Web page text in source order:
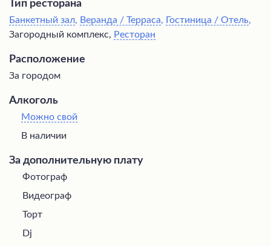
Тип ресторана
Банкетный зал, Веранда / Терраса, Гостиница / Отель,
Загородный комплекс, Ресторан
Расположение
За городом
Алкоголь
Можно свой
В наличии
За дополнительную плату
Фотограф
Видеограф
Торт
Dj